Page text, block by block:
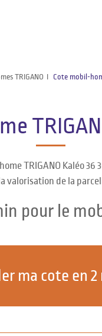
TRIGANO Cote mobil-
TRIGANO Kaléo 36
valorisation de la
pour le
ma cote en 2